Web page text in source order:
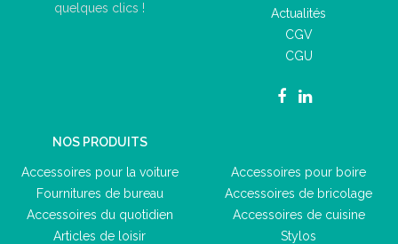
quelques clics !
Actualités
CGV
CGU
NOS PRODUITS
Accessoires pour la voiture
Fournitures de bureau
Accessoires du quotidien
Articles de loisir
Accessoires pour boire
Accessoires de bricolage
Accessoires de cuisine
Stylos